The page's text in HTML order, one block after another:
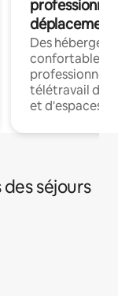
déplacement
Des
confortables
professionnels
télétravail
et d'espaces
séjours